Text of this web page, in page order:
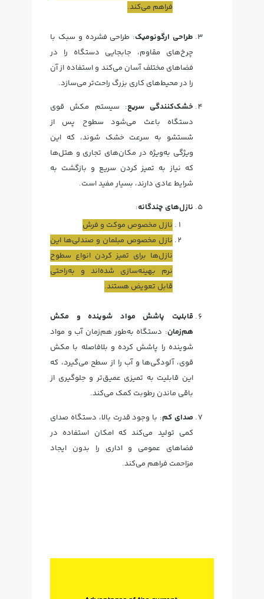
فراهم می‌کند.
طراحی ارگونومیک: طراحی فشرده و سبک با
چرخ‌های مقاوم، جابجایی دستگاه را در
فضاهای مختلف آسان می‌کند و استفاده از آن
را در محیط‌های کاری بزرگ راحت‌تر می‌سازد.
خشک‌کنندگی سریع: سیستم مکش قوی
دستگاه باعث می‌شود سطوح پس از
شستشو به سرعت خشک شوند، که این
ویژگی به‌ویژه در مکان‌های تجاری و هتل‌ها
که نیاز به تمیز کردن سریع و بازگشت به
شرایط عادی دارند، بسیار مفید است.
نازل‌های چندگانه:
نازل مخصوص موکت و فرش
نازل مخصوص مبلمان و صندلی‌ها این
نازل‌ها برای تمیز کردن انواع سطوح
نرم بهینه‌سازی شده‌اند و به‌راحتی
قابل تعویض هستند.
قابلیت پاشش مواد شوینده و مکش
هم‌زمان: دستگاه به‌طور هم‌زمان آب و مواد
شوینده را پاشش کرده و بلافاصله با مکش
قوی، آلودگی‌ها و آب را از سطح می‌گیرد، که
این قابلیت به تمیزی عمیق‌تر و جلوگیری از
باقی ماندن رطوبت کمک می‌کند.
صدای کم: با وجود قدرت بالا، دستگاه صدای
کمی تولید می‌کند که امکان استفاده در
فضاهای عمومی و اداری را بدون ایجاد
مزاحمت فراهم می‌کند.